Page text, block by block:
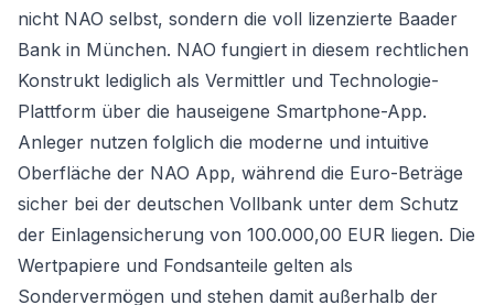
nicht NAO selbst, sondern die voll lizenzierte Baader
Bank in München. NAO fungiert in diesem rechtlichen
Konstrukt lediglich als Vermittler und Technologie-
Plattform über die hauseigene Smartphone-App.
Anleger nutzen folglich die moderne und intuitive
Oberfläche der NAO App, während die Euro-Beträge
sicher bei der deutschen Vollbank unter dem Schutz
der Einlagensicherung von 100.000,00 EUR liegen. Die
Wertpapiere und Fondsanteile gelten als
Sondervermögen und stehen damit außerhalb der